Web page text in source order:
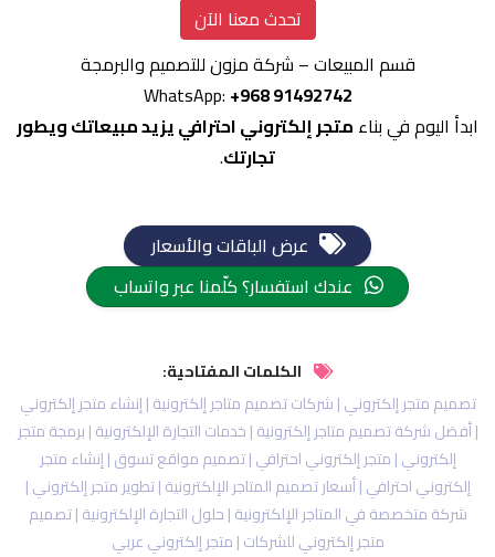
تحدث معنا الآن
قسم المبيعات – شركة مزون للتصميم والبرمجة
WhatsApp: +968 91492742
ابدأ اليوم في بناء متجر إلكتروني احترافي يزيد مبيعاتك ويطور
تجارتك.
عرض الباقات والأسعار
عندك استفسار؟ كلّمنا عبر واتساب
الكلمات المفتاحية:
تصميم متجر إلكتروني | شركات تصميم متاجر إلكترونية | إنشاء متجر إلكتروني
| أفضل شركة تصميم متاجر إلكترونية | خدمات التجارة الإلكترونية | برمجة متجر
إلكتروني | متجر إلكتروني احترافي | تصميم مواقع تسوق | إنشاء متجر
إلكتروني احترافي | أسعار تصميم المتاجر الإلكترونية | تطوير متجر إلكتروني |
شركة متخصصة في المتاجر الإلكترونية | حلول التجارة الإلكترونية | تصميم
متجر إلكتروني للشركات | متجر إلكتروني عربي